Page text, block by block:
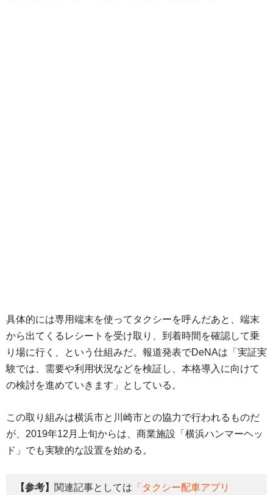
具体的には専用端末を使ってタクシーを呼んだあと、端末
から出てくるレシートを受け取り、到着時間を確認して乗
り場に行く、という仕組みだ。報道発表でDeNAは「実証実
験では、需要や利用状況などを検証し、本格導入に向けて
の検討を進めていきます」としている。
この取り組みは横浜市と川崎市との協力で行われるものだ
が、2019年12月上旬からは、商業施設「横浜ハンマーヘッ
ド」でも実験的な設置を始める。
【参考】 関連記事としては 「タクシー配車アプリ